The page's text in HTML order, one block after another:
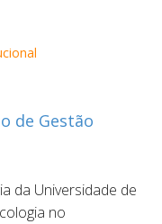
de Gestão
da Universidade de
no